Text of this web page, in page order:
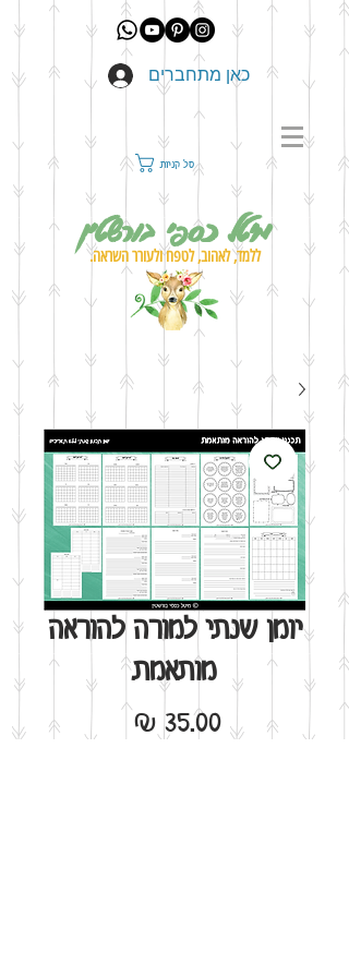
כאן מתחברים
סל קניות
מיטל כספי בורשטין
ללמד, לאהוב, לטפח ולעורר השראה.
יומן שנתי למורה להוראה
מותאמת
‏35.00 ‏₪
מחיר